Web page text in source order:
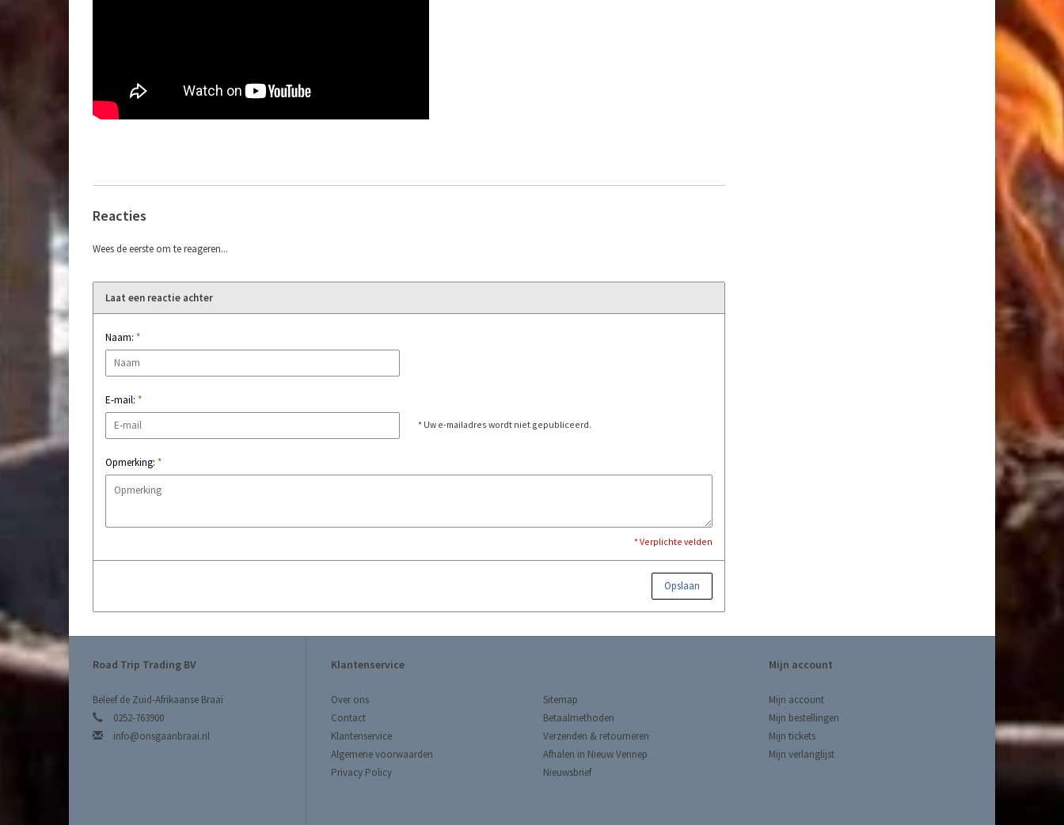
Reacties
Wees de eerste om te reageren...
Laat een reactie achter
Naam: *
E-mail: *
* Uw e-mailadres wordt niet gepubliceerd.
Opmerking: *
* Verplichte velden
Opslaan
Road Trip Trading BV
Beleef de Zuid-Afrikaanse Braai
0252-763900
info@onsgaanbraai.nl
Klantenservice
Over ons
Contact
Klantenservice
Algemene voorwaarden
Privacy Policy
Sitemap
Betaalmethoden
Verzenden & retourneren
Afhalen in Nieuw Vennep
Nieuwsbrief
Mijn account
Mijn account
Mijn bestellingen
Mijn tickets
Mijn verlanglijst